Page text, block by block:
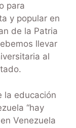
para
y popular en
de la Patria
llevar
al
la educación
“hay
Venezuela